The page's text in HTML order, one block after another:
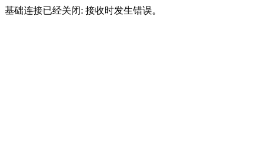
基础连接已经关闭: 接收时发生错误。